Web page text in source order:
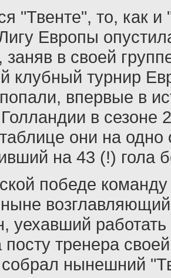
"Твенте", то, как и
Европы
в своей
клубный турнир
впервые в
в сезоне
они на одно
на 43 (!) гола
победе
уехавший
посту тренера
нынешний